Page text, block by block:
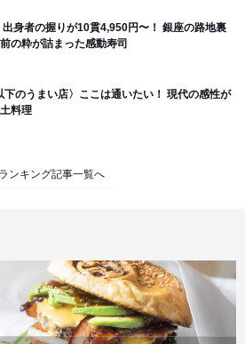
出身者の握りが10貫4,950円〜！ 銀座の路地裏
の粋が詰まった感動寿司
下のうまい店〉ここは通いたい！ 現代の感性が
料理
ランキング記事一覧へ